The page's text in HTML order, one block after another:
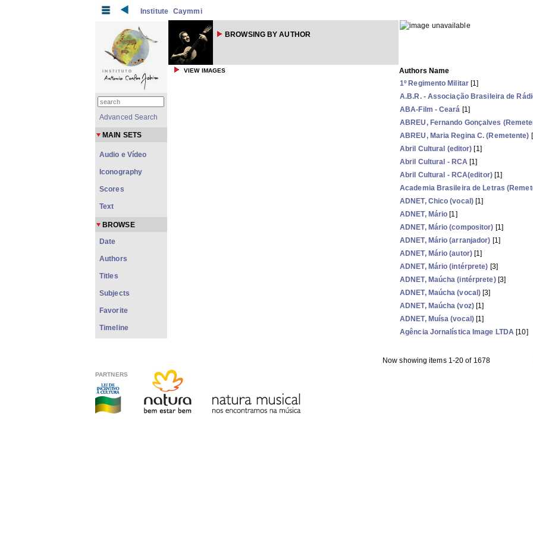
Institute Caymmi
BROWSING BY AUTHOR
VIEW IMAGES
Authors Name
1º Regimento Militar [1]
A.B.R. - Associação Brasileira de
ABA-Film - Ceará [1]
ABREU, Fernando Gonçalves
ABREU, Maria Regina C. (Remetente)
Abril Cultural (editor) [1]
Abril Cultural - RCA [1]
Abril Cultural - RCA(editor)[1]
Academia Brasileira de Letras
ADNET, Chico (vocal) [1]
ADNET, Mário [1]
ADNET, Mário (compositor) [1]
ADNET, Mário (arranjador) [1]
ADNET, Mário (autor) [1]
ADNET, Mário (intérprete) [3]
ADNET, Maúcha (intérprete)[3]
ADNET, Maúcha (vocal) [3]
ADNET, Maúcha (voz)[1]
ADNET, Muísa (vocal) [1]
Agência Jornalística Image LTDA [10]
Now showing items 1-20 of 1678
Advanced Search
MAIN SETS
Audio e Vídeo
Iconography
Scores
Text
BROWSE
Date
Authors
Titles
Subjects
Favorite
Timeline
PARTNERS